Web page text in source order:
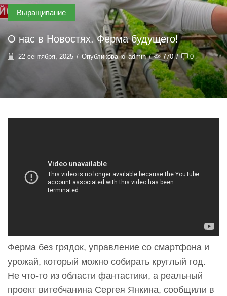
Выращивание
О нас в Новостях. Ферма будущего!
22 сентября, 2025 / Опубликовано admin / 770 / 0
Ферма без грядок, управление со смартфона и
урожай, который можно собирать круглый год.
Не что-то из области фантастики, а реальный
проект витебчанина Сергея Янкина, сообщили в